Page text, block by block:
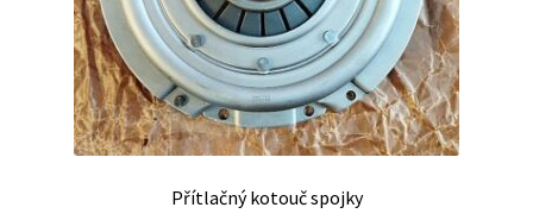
Přítlačný kotouč spojky